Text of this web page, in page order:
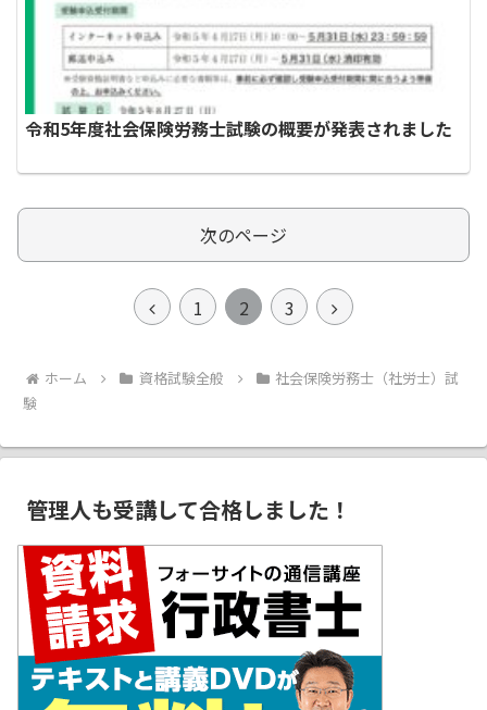
令和5年度社会保険労務士試験の概要が発表されました
次のページ
前
1 2 3
次
ホーム 資格試験全般
社会保険労務士（社労士）試
験
管理人も受講して合格しました！